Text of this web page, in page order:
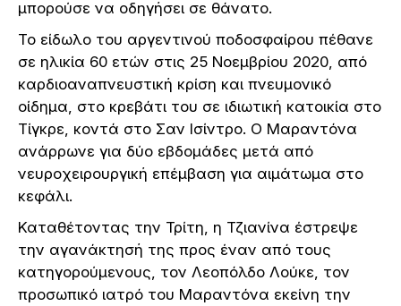
μπορούσε να οδηγήσει σε θάνατο.
Το είδωλο του αργεντινού ποδοσφαίρου πέθανε
σε ηλικία 60 ετών στις 25 Νοεμβρίου 2020, από
καρδιοαναπνευστική κρίση και πνευμονικό
οίδημα, στο κρεβάτι του σε ιδιωτική κατοικία στο
Τίγκρε, κοντά στο Σαν Ισίντρο. Ο Μαραντόνα
ανάρρωνε για δύο εβδομάδες μετά από
νευροχειρουργική επέμβαση για αιμάτωμα στο
κεφάλι.
Καταθέτοντας την Τρίτη, η Τζιανίνα έστρεψε
την αγανάκτησή της προς έναν από τους
κατηγορούμενους, τον Λεοπόλδο Λούκε, τον
προσωπικό ιατρό του Μαραντόνα εκείνη την